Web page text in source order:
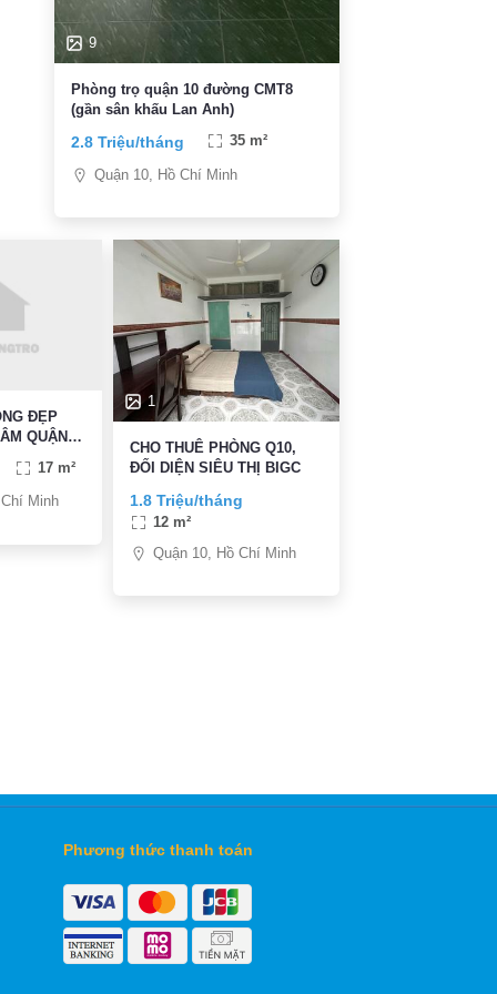
9
Phòng trọ quận 10 đường CMT8
(gần sân khấu Lan Anh)
2.8 Triệu/tháng 35 m²
Quận 10, Hồ Chí Minh
ĐẸP
QUẬN
17 m²
Minh
1
CHO THUÊ PHÒNG Q10,
ĐỐI DIỆN SIÊU THỊ BIGC
1.8 Triệu/tháng
12 m²
Quận 10, Hồ Chí Minh
Phương thức thanh toán